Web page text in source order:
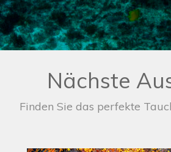
Nächste
Finden Sie das perfekte